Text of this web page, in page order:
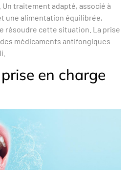
traitement adapté, associé à
une alimentation équilibrée,
résoudre cette situation. La prise
médicaments antifongiques
en charge